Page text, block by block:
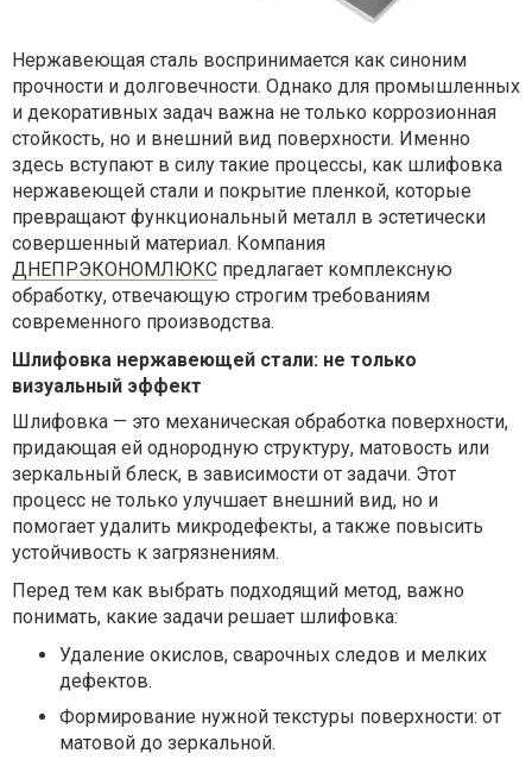
Нержавеющая сталь воспринимается как синоним
прочности и долговечности. Однако для промышленных
и декоративных задач важна не только коррозионная
стойкость, но и внешний вид поверхности. Именно
здесь вступают в силу такие процессы, как шлифовка
нержавеющей стали и покрытие пленкой, которые
превращают функциональный металл в эстетически
совершенный материал. Компания
ДНЕПРЭКОНОМЛЮКС предлагает комплексную
обработку, отвечающую строгим требованиям
современного производства.
Шлифовка нержавеющей стали: не только
визуальный эффект
Шлифовка — это механическая обработка поверхности,
придающая ей однородную структуру, матовость или
зеркальный блеск, в зависимости от задачи. Этот
процесс не только улучшает внешний вид, но и
помогает удалить микродефекты, а также повысить
устойчивость к загрязнениям.
Перед тем как выбрать подходящий метод, важно
понимать, какие задачи решает шлифовка:
Удаление окислов, сварочных следов и мелких
дефектов.
Формирование нужной текстуры поверхности: от
матовой до зеркальной.